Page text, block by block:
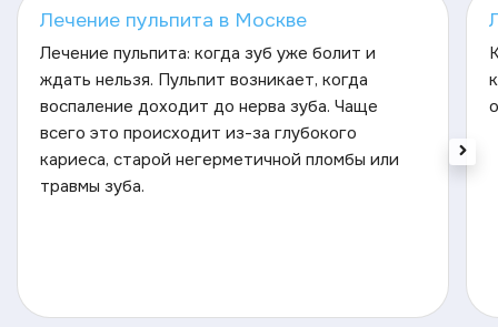
Лечение пульпита в Москве
Лечение пульпита: когда зуб уже болит и
ждать нельзя. Пульпит возникает, когда
воспаление доходит до нерва зуба. Чаще
всего это происходит из-за глубокого
кариеса, старой негерметичной пломбы или
травмы зуба.